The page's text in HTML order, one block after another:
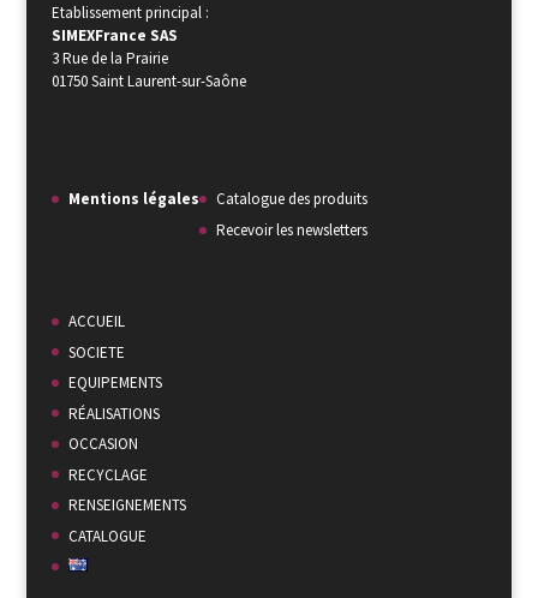
Etablissement principal :
SIMEXFrance SAS
3 Rue de la Prairie
01750 Saint Laurent-sur-Saône
Mentions légales
Catalogue des produits
Recevoir les newsletters
ACCUEIL
SOCIETE
EQUIPEMENTS
RÉALISATIONS
OCCASION
RECYCLAGE
RENSEIGNEMENTS
CATALOGUE